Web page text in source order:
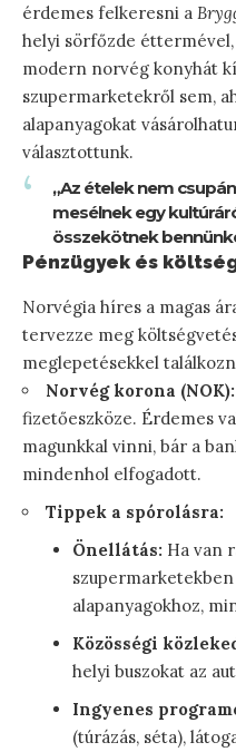
érdemes felkeresni a
helyi sörfőzde éttermével,
modern norvég konyhát
szupermarketekről sem,
alapanyagokat
választottunk.
„Az ételek nem
mesélnek egy
összekötnek
Pénzügyek és
Norvégia híres a magas
tervezze meg
meglepetésekkel
Norvég korona (NOK):
fizetőeszköze. Érdemes
magunkkal vinni, bár a
mindenhol elfogadott.
Tippek a spórolásra:
Önellátás: Ha van
alapanyagokhoz,
Közösségi
helyi buszokat az
Ingyenes
(túrázás, séta),